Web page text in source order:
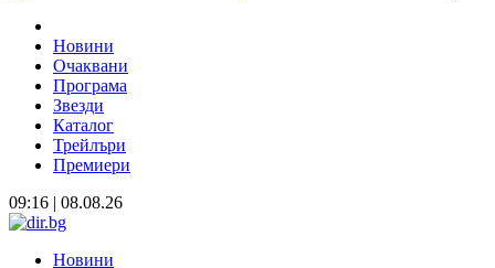
Новини
Очаквани
Програма
Звезди
Каталог
Трейлъри
Премиери
09:16 | 08.08.26
Новини